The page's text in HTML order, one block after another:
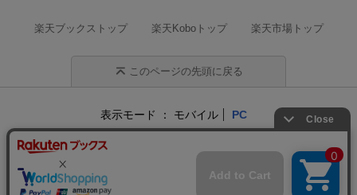
・初回生産限定「伊藤壮吾」盤 PCCA-06520 ￥1,650円（税込）
・初回生産限定「池田彪馬」盤 PCCA-06522 ￥1,650円（税込）
・初回生産限定「松村和哉」盤 PCCA-06523 ￥1,650円（税込）
【イベント参加方法】
オンライン事前予約は、楽天ブックス・オンラインの商品カート
で前日6/13(土)09:00より販売開始となります。
オンライン上でご予約いただくことができ、商品は後日ご自宅へ
楽天ブックストップ 楽天Koboトップ 楽天市場トップ
このページの先頭に戻る
表示モード モバイル PC
企業情報 個人情報保護方針